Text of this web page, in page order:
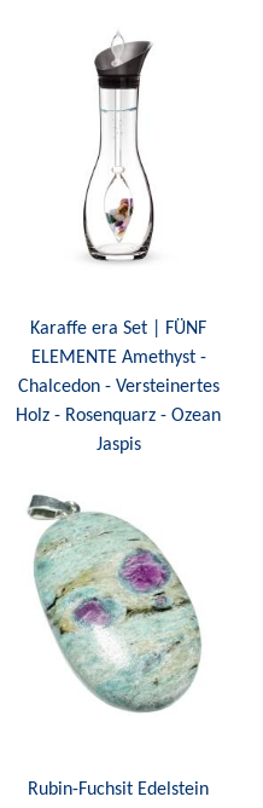
Karaffe era Set | FÜNF
ELEMENTE Amethyst -
Chalcedon - Versteinertes
Holz - Rosenquarz - Ozean
Jaspis
Rubin-Fuchsit Edelstein